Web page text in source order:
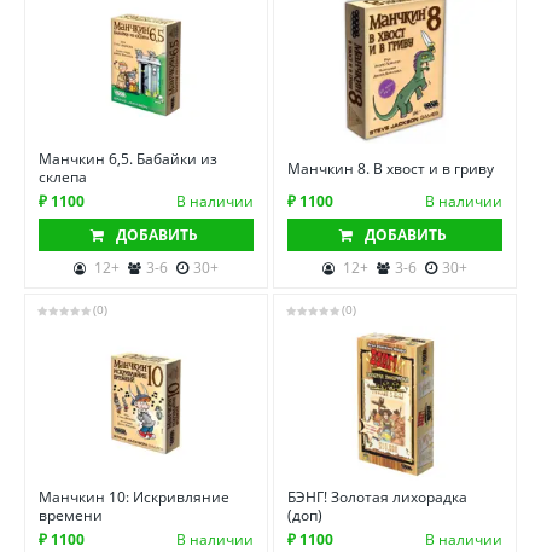
Манчкин 6,5. Бабайки из
склепа
₽ 1100
В наличии
ДОБАВИТЬ
12+
3-6 30+
Манчкин 8. В хвост и в гриву
₽ 1100
В наличии
ДОБАВИТЬ
12+
3-6 30+
(0)
Манчкин 10: Искривляние
времени
₽ 1100
В наличии
(0)
БЭНГ! Золотая лихорадка
(доп)
₽ 1100
В наличии